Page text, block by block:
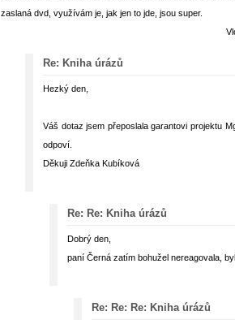
zaslaná dvd, využívám je, jak jen to jde, jsou super.
Re: Kniha úrázů
Hezký den,
Váš dotaz jsem přeposlala garantovi projektu
odpoví.
Děkuji Zdeňka Kubíková
Re: Re: Kniha úrázů
Dobrý den,
paní Černá zatím bohužel nereagovala,
Re: Re: Re: Kniha úrázů